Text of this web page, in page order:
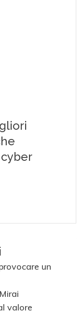
un
valore